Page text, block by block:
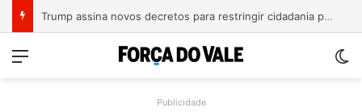
A Balsa Vicentina do Rio Guaporé
Menu
Publicidade